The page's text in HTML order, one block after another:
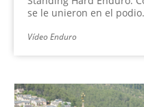
se le unieron en el podio.
Vídeo Enduro